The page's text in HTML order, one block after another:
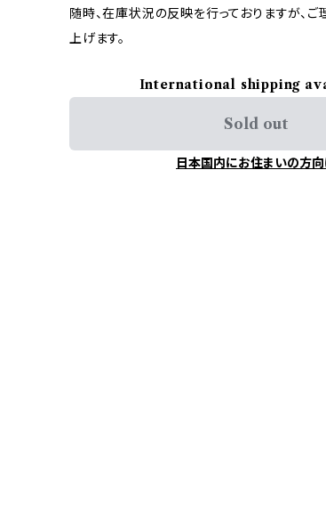
随時、在庫状況の反映を行っておりますが、ご
上げます。
International shipping
Sold out
日本国内にお住まいの方